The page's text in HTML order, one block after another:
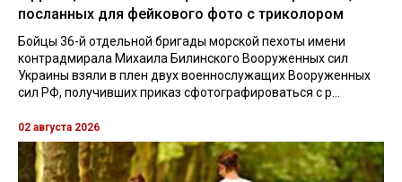
посланных для фейкового фото с триколором
Бойцы 36-й отдельной бригады морской пехоты имени
контрадмирала Михаила Билинского Вооруженных сил
Украины взяли в плен двух военнослужащих Вооруженных
сил РФ, получивших приказ сфотографироваться с р...
02 августа 2026